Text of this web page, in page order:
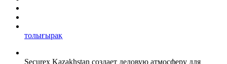
толығырақ
Securex Kazakhstan создает деловую атмосферу для